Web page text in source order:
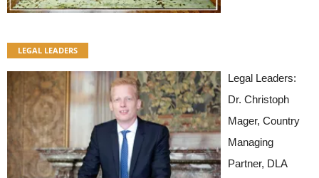
LEGAL LEADERS
Legal Leaders:
Dr. Christoph
Mager, Country
Managing
Partner, DLA